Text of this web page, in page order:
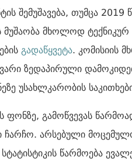
შემუშავება, თუმცა
მუშაობა მხოლოდ
გადაწყვეტა. კომისიის
ზედაპირული
უსახლკარობის
ფონზე, გამოწვევას
ჩარჩო. არსებული
წარმოება